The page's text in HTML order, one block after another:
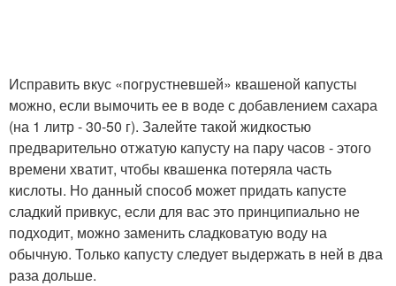
Исправить вкус «погрустневшей» квашеной капусты
можно, если вымочить ее в воде с добавлением сахара
(на 1 литр - 30-50 г). Залейте такой жидкостью
предварительно отжатую капусту на пару часов - этого
времени хватит, чтобы квашенка потеряла часть
кислоты. Но данный способ может придать капусте
сладкий привкус, если для вас это принципиально не
подходит, можно заменить сладковатую воду на
обычную. Только капусту следует выдержать в ней в два
раза дольше.